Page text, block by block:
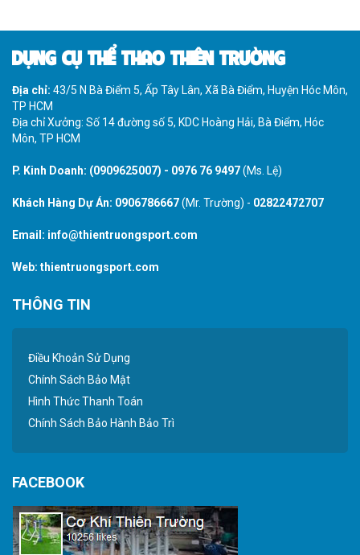
DỤNG CỤ THỂ THAO THIÊN TRƯỜNG
Địa chỉ: 43/5 N Bà Điểm 5, Ấp Tây Lân, Xã Bà Điểm, Huyện Hóc Môn,
TP HCM
Địa chỉ Xưởng: Số 14 đường số 5, KDC Hoàng Hải, Bà Điểm, Hóc
Môn, TP HCM
P. Kinh Doanh: (0909625007) - 0976 76 9497(Ms. Lệ)
Khách Hàng Dự Án: 0906786667(Mr. Trường) - 02822472707
Email: info@thientruongsport.com
Web: thientruongsport.com
THÔNG TIN
Điều Khoản Sử Dụng
Chính Sách Bảo Mật
Hình Thức Thanh Toán
Chính Sách Bảo Hành Bảo Trì
FACEBOOK